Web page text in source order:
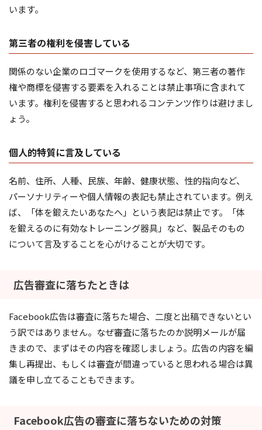
います。
第三者の権利を侵害している
関係のない企業のロゴマークを使用するなど、第三者の著作
権や商標を侵害する要素を入れることは禁止事項に含まれて
います。権利を侵害すると思われるコンテンツ作りは避けまし
ょう。
個人的特質に言及している
名前、住所、人種、民族、年齢、健康状態、性的指向など、
パーソナリティーや個人情報の表記も禁止されています。例え
ば、「体を鍛えたいあなたへ」という表記は禁止です。「体
を鍛えるのに有効なトレーニング器具」など、製品そのもの
について言及することを心がけることが大切です。
広告審査に落ちたときは
Facebook広告は審査に落ちた場合、二度と出稿できないとい
う訳ではありません。なぜ審査に落ちたのか説明メールが届
きまので、まずはその内容を確認しましょう。広告の内容を編
集し再提出、もしくは審査が間違っていると思われる場合は異
議を申し立てることもできます。
Facebook広告の審査に落ちないための対策